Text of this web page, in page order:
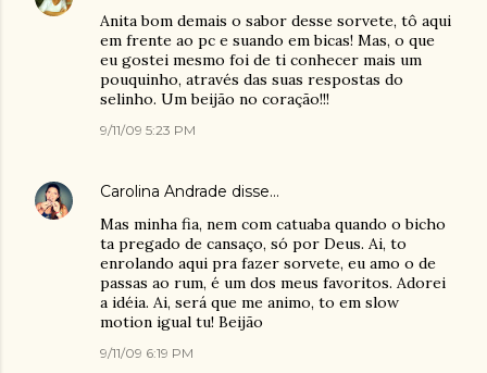
Anita bom demais o sabor desse sorvete, tô aqui
em frente ao pc e suando em bicas! Mas, o que
eu gostei mesmo foi de ti conhecer mais um
pouquinho, através das suas respostas do
selinho. Um beijão no coração!!!
9/11/09 5:23 PM
Carolina Andrade disse…
Mas minha fia, nem com catuaba quando o bicho
ta pregado de cansaço, só por Deus. Ai, to
enrolando aqui pra fazer sorvete, eu amo o de
passas ao rum, é um dos meus favoritos. Adorei
a idéia. Ai, será que me animo, to em slow
motion igual tu! Beijão
9/11/09 6:19 PM